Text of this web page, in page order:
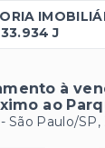
33.934 J
à
ao
São Paulo/SP,